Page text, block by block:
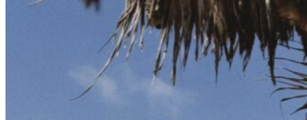
Контакты
О бренде ADELOVE